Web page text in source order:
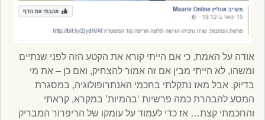
אודה על האמת, כי אם הייתי קורא את הקטע הזה לפני שנתיים
ומשהו, לא הייתי מבין אם זה אמור להצחיק, ואם כן – את מי
בדיוק. אבל מאז נתקלתי בחכמי האנתרופולוגיה, במסגרת
המסע להבהרת כמה פרשיות ‘בהמיות’ במקרא, קראתי
והחכמתי קצת… אז כדי לעמוד על עומקו של הריפרור המבריק